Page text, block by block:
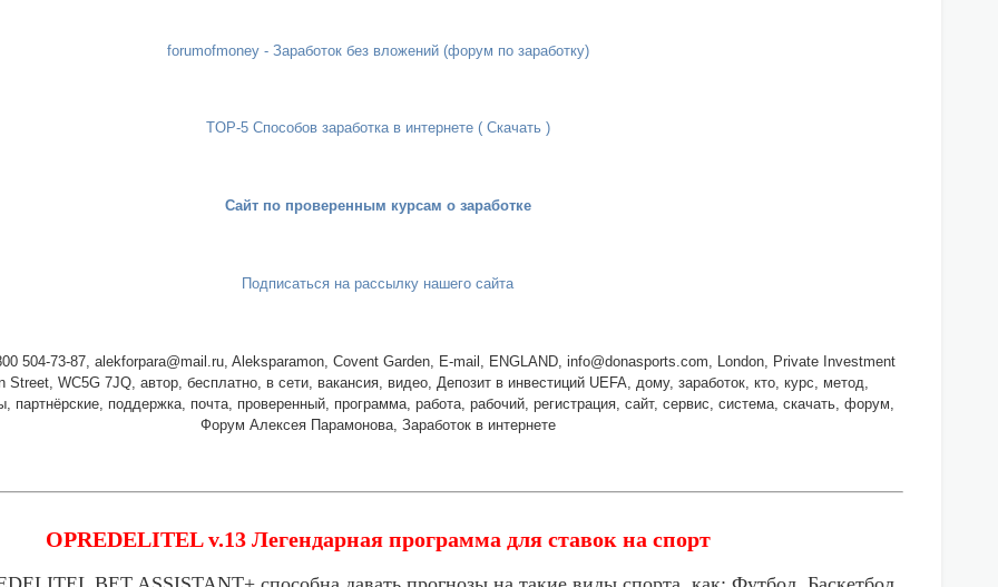
forumofmoney - Заработок без вложений (форум по заработку)
TOP-5 Способов заработка в интернете ( Скачать )
Сайт по проверенным курсам о заработке
Подписаться на рассылку нашего сайта
504-73-87, alekforpara@mail.ru, Aleksparamon, Covent Garden, E-mail, ENGLAND, info@donasports.com, London, Private Investment
Street, WC5G 7JQ, автор, бесплатно, в сети, вакансия, видео, Депозит в инвестиций UEFA, дому, заработок, кто, курс, метод,
партнёрские, поддержка, почта, проверенный, программа, работа, рабочий, регистрация, сайт, сервис, система, скачать, форум,
Форум Алексея Парамонова, Заработок в интернете
OPREDELITEL v.13 Легендарная программа для ставок на спорт